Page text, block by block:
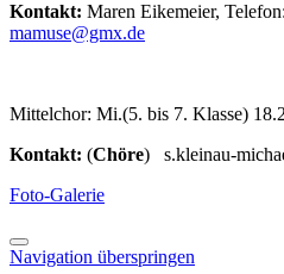
Kontakt: Maren Eikemeier,
mamuse@gmx.de
Mittelchor: Mi.(5. bis 7. Klasse)
Kontakt: (Chöre) s.kleinau-
Foto-Galerie
Navigation überspringen